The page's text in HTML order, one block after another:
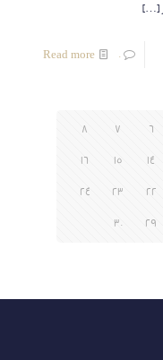
[…]
0
Read more
6
7
8
14
15
16
22
23
24
29
30